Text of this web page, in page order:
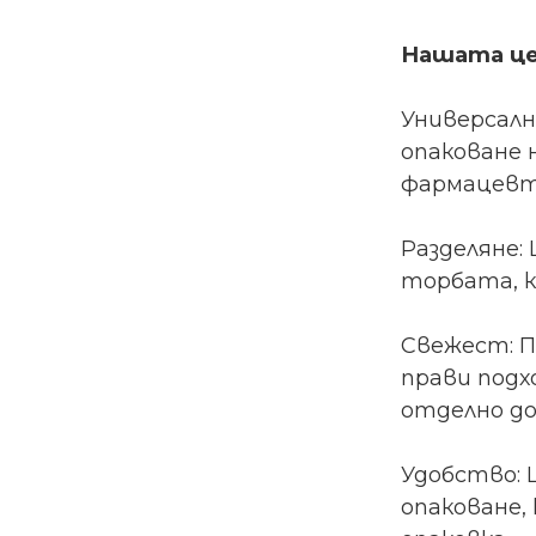
Нашата
опаковане
торбата,
Свежест:
прави
отделно
Удобство: